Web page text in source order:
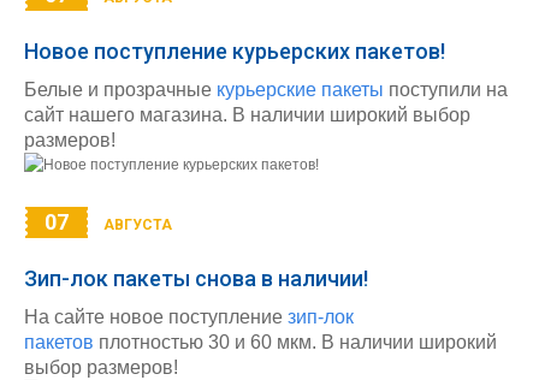
Новое поступление курьерских пакетов!
Белые и прозрачные курьерские пакеты поступили на
сайт нашего магазина. В наличии широкий выбор
размеров!
07 АВГУСТА
Зип-лок пакеты снова в наличии!
На сайте новое поступление зип-лок
пакетов плотностью 30 и 60 мкм. В наличии широкий
выбор размеров!